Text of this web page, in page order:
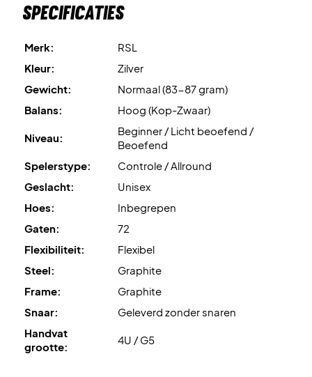
Specificaties
Merk:
RSL
Kleur:
Zilver
Gewicht:
Normaal (83-87 gram)
Balans:
Hoog (Kop-Zwaar)
Niveau:
Beginner / Licht beoefend /
Beoefend
Spelerstype:
Controle / Allround
Geslacht:
Unisex
Hoes:
Inbegrepen
Gaten:
72
Flexibiliteit:
Flexibel
Steel:
Graphite
Frame:
Graphite
Snaar:
Geleverd zonder snaren
Handvat
grootte:
4U / G5